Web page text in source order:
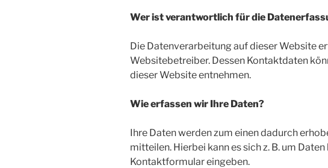
Wer ist verantwortlich für die
Die Datenverarbeitung auf dieser Website
Websitebetreiber. Dessen Kontaktdaten
dieser Website entnehmen.
Wie erfassen wir Ihre Daten?
Ihre Daten werden zum einen dadurch
mitteilen. Hierbei kann es sich z. B. um Daten
Kontaktformular eingeben.